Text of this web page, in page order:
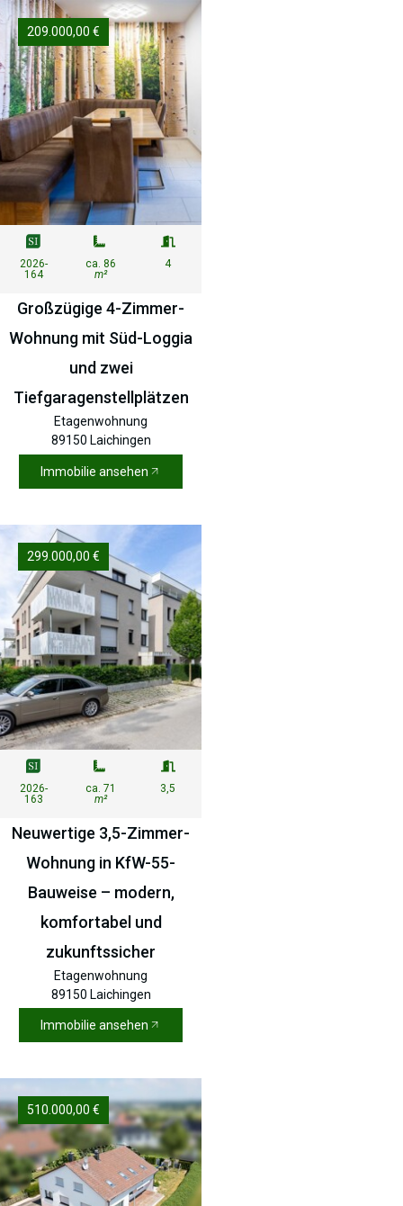
209.000,00 €
2026-
164
ca. 86
m²
4
Großzügige 4-Zimmer-
Wohnung mit Süd-Loggia
und zwei
Tiefgaragenstellplätzen
Etagenwohnung
89150 Laichingen
Immobilie ansehen
299.000,00 €
2026-
163
ca. 71
m²
3,5
Neuwertige 3,5-Zimmer-
Wohnung in KfW-55-
Bauweise – modern,
komfortabel und
zukunftssicher
Etagenwohnung
89150 Laichingen
Immobilie ansehen
510.000,00 €